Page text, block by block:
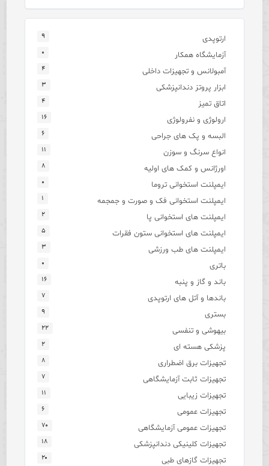
ارتوپدی ۹
آزمایشگاه همکار ۰
آمبولانس و تجهیزات داخلی ۴
ابزار پروتز دندانپزشکی ۳
اتاق تمیز ۴
ارولوژی و نفرولوژی ۱۶
البسه و پک های جراحی ۶
انواع سرنگ و سوزن ۱۱
اورژانس و کمک های اولیه ۸
ایمپلنت استخوانی تروما ۰
ایمپلنت استخوانی فک و صورت و جمجمه ۱
ایمپلنت های استخوانی پا ۲
ایمپلنت های استخوانی ستون فقرات ۵
ایمپلنت های طب ورزشی ۳
باتری ۰
باند و گاز و پنبه ۱۶
باندها و آتل های ارتوپدی ۷
بستری ۹
بیهوشی و تنفسی ۲۲
پزشکی هسته ای ۲
تجهیزات برق اضطراری ۸
تجهیزات ثابت آزمایشگاهی ۷
تجهیزات زیبایی ۱۱
تجهیزات عمومی ۶
تجهیزات عمومی آزمایشگاهی ۷۰
تجهیزات کلینیکی دندانپزشکی ۱۸
تجهیزات گازهای طبی ۲۰